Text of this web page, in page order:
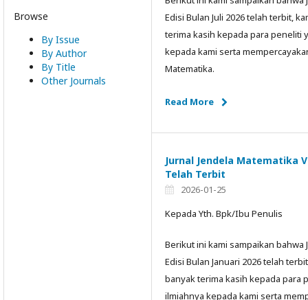
Browse
By Issue
By Author
By Title
Other Journals
Edisi Bulan Juli 2026 telah terbit,
terima kasih kepada para peneliti
kepada kami serta
Matematika.
Read More
Jurnal Jendela Matematika
Telah Terbit
2026-01-25
Kepada Yth. Bpk/Ibu Penulis
Berikut ini kami sampaikan bahwa
Edisi Bulan Januari 2026 telah
banyak terima kasih kepada para
ilmiahnya kepada kami serta